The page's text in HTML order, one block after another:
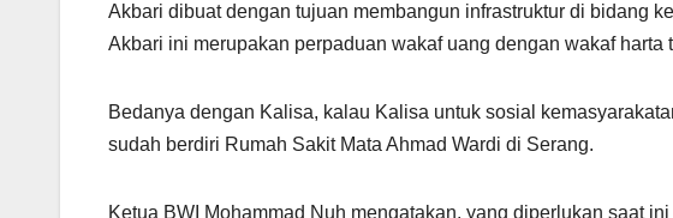
Akbari dibuat dengan tujuan membangun infrastruktur di bidang
Akbari ini merupakan perpaduan wakaf uang dengan wakaf harta
Bedanya dengan Kalisa, kalau Kalisa untuk sosial
sudah berdiri Rumah Sakit Mata Ahmad Wardi di Serang.
Ketua BWI Mohammad Nuh mengatakan, yang diperlukan saat